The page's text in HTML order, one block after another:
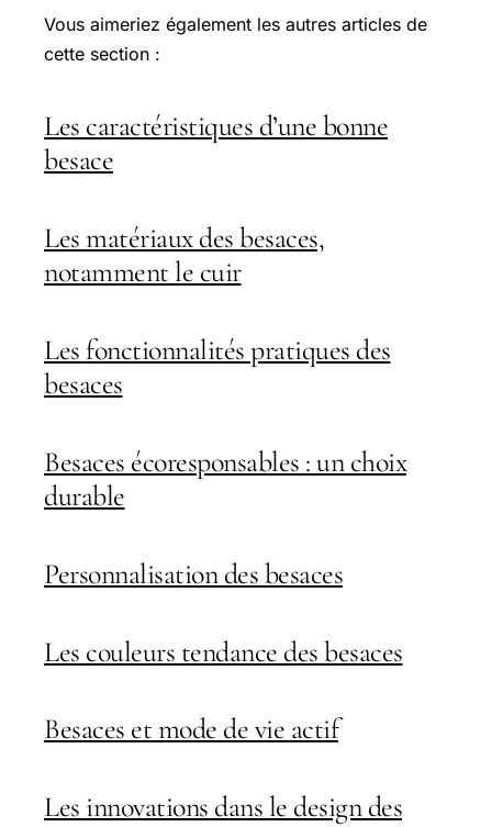
Vous aimeriez également les autres articles de
cette section :
Les caractéristiques d’une bonne
besace
Les matériaux des besaces,
notamment le cuir
Les fonctionnalités pratiques des
besaces
Besaces écoresponsables : un choix
durable
Personnalisation des besaces
Les couleurs tendance des besaces
Besaces et mode de vie actif
Les innovations dans le design des